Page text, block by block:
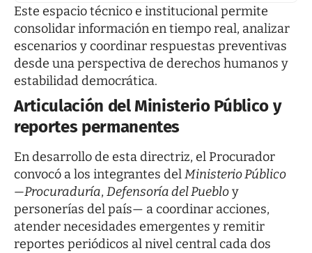
Este espacio técnico e institucional permite
consolidar información en tiempo real, analizar
escenarios y coordinar respuestas preventivas
desde una perspectiva de derechos humanos y
estabilidad democrática.
Articulación del Ministerio Público y
reportes permanentes
En desarrollo de esta directriz, el Procurador
convocó a los integrantes delMinisterio Público
—Procuraduría, Defensoría del Puebloy
personerías del país— a coordinar acciones,
atender necesidades emergentes y remitir
reportes periódicos al nivel central cada dos